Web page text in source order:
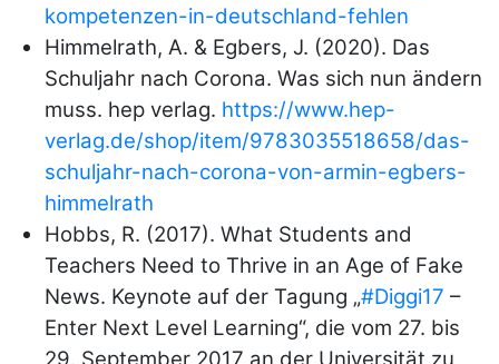
kompetenzen-in-deutschland-fehlen
Himmelrath, A. & Egbers, J. (2020). Das
Schuljahr nach Corona. Was sich nun ändern
muss. hep verlag. https://www.hep-
verlag.de/shop/item/9783035518658/das-
schuljahr-nach-corona-von-armin-egbers-
himmelrath
Hobbs, R. (2017). What Students and
Teachers Need to Thrive in an Age of Fake
News. Keynote auf der Tagung „#Diggi17 –
Enter Next Level Learning“, die vom 27. bis